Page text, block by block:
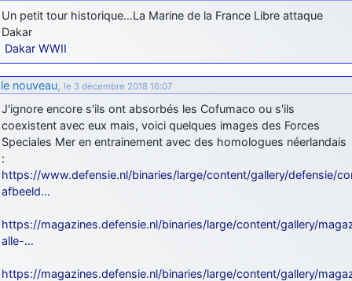
Un petit tour historique…La Marine de la France Libre attaque
Dakar
Dakar WWII
le nouveau, le 3 décembre 2018 16:07
J'ignore encore s'ils ont absorbés les Cofumaco ou s'ils
coexistent avec eux mais, voici quelques images des Forces
Speciales Mer en entrainement avec des homologues néerlandais
:
https://www.defensie.nl/binaries/large/content/gallery/defensie/
afbeeld…
https://magazines.defensie.nl/binaries/large/content/gallery/
alle-…
https://magazines.defensie.nl/binaries/large/content/gallery/